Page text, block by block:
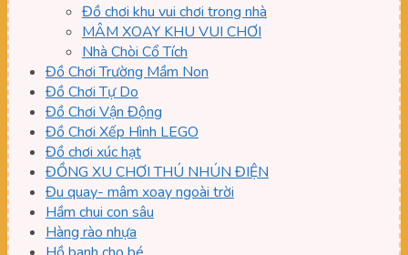
Đồ chơi khu vui chơi trong nhà
MÂM XOAY KHU VUI CHƠI
Nhà Chòi Cổ Tích
Đồ Chơi Trường Mầm Non
Đồ Chơi Tự Do
Đồ Chơi Vận Động
Đồ Chơi Xếp Hình LEGO
Đồ chơi xúc hạt
ĐỒNG XU CHƠI THÚ NHÚN ĐIỆN
Đu quay- mâm xoay ngoài trời
Hầm chui con sâu
Hàng rào nhựa